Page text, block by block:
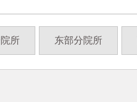
所 东部分院所